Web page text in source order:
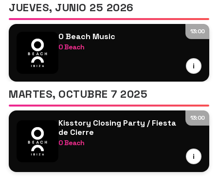
JUEVES, JUNIO 25 2026
13:00
O Beach Music
O Beach
i
Beyond Chicago
Bo Conquest
DJ Cameo
Lucy Jane
MARTES, OCTUBRE 7 2025
13:00
Kisstory Closing Party / Fiesta
de Cierre
O Beach
i